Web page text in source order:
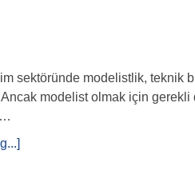
sektöründe modelistlik, teknik
modelist olmak için gerekli
…